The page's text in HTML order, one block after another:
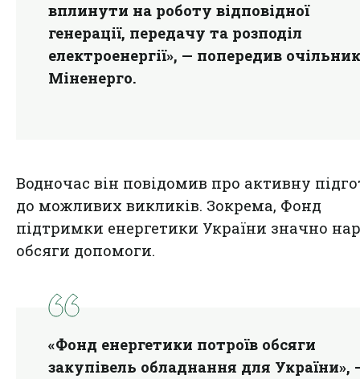
вплинути на роботу відповідної
генерації, передачу та розподіл
електроенергії», — попередив очільник
Міненерго.
Водночас він повідомив про активну
до можливих викликів. Зокрема, Фонд
підтримки енергетики України значно
обсяги допомоги.
«Фонд енергетики потроїв обсяги
закупівель обладнання для України»,